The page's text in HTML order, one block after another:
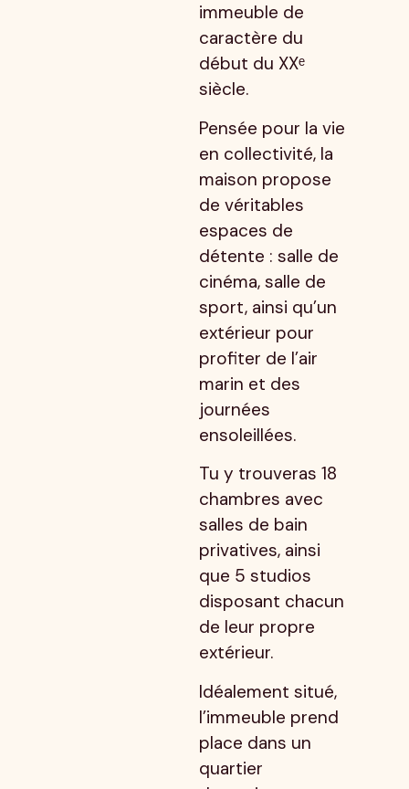
immeuble de
caractère du
début du XXᵉ
siècle.
Pensée pour la vie
en collectivité, la
maison propose
de véritables
espaces de
détente : salle de
cinéma, salle de
sport, ainsi qu’un
extérieur pour
profiter de l’air
marin et des
journées
ensoleillées.
Tu y trouveras 18
chambres avec
salles de bain
privatives, ainsi
que 5 studios
disposant chacun
de leur propre
extérieur.
Idéalement situé,
l’immeuble prend
place dans un
quartier